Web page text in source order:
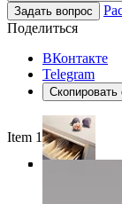
Задать вопрос
Поделиться
ВКонтакте
Telegram
Скопировать
Item 1 of 4